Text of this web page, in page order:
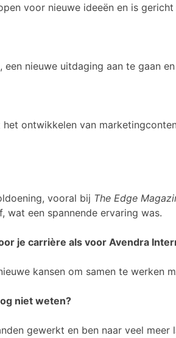
voor nieuwe ideeën en is
nieuwe uitdaging aan te gaan
ontwikkelen van
vooral bij The Edge
wat een spannende ervaring was.
je carrière als voor Avendra
kansen om samen te werken
niet weten?
gewerkt en ben naar veel